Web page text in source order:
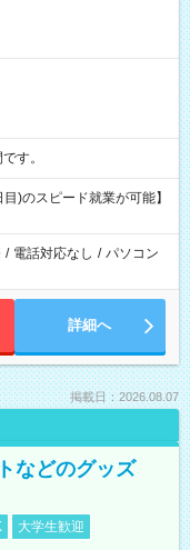
です。
)のスピード就業が可能】
/ 電話対応なし / パソコン
詳細へ
掲載日：2026.08.07
などのグッズ
大学生歓迎